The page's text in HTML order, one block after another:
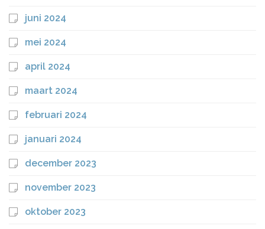
juni 2024
mei 2024
april 2024
maart 2024
februari 2024
januari 2024
december 2023
november 2023
oktober 2023